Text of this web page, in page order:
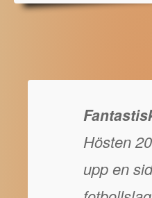
Hösten
upp en